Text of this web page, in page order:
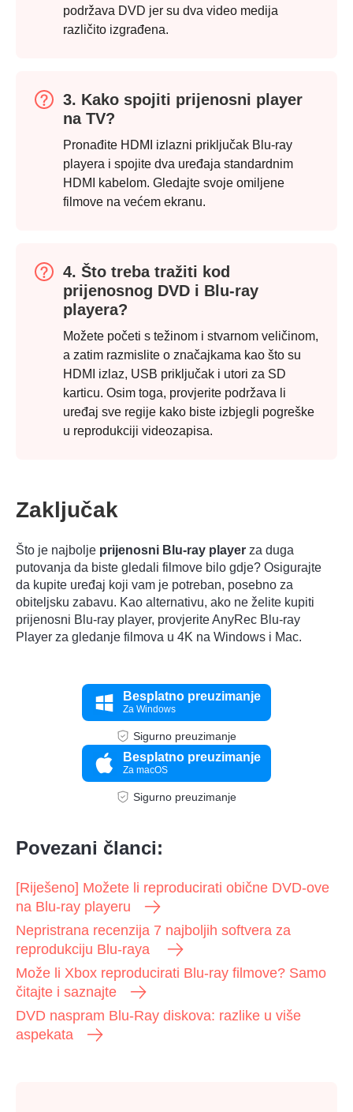
podržava DVD jer su dva video medija
različito izgrađena.
3. Kako spojiti prijenosni player
na TV?
Pronađite HDMI izlazni priključak Blu-ray
playera i spojite dva uređaja standardnim
HDMI kabelom. Gledajte svoje omiljene
filmove na većem ekranu.
4. Što treba tražiti kod
prijenosnog DVD i Blu-ray
playera?
Možete početi s težinom i stvarnom veličinom,
a zatim razmislite o značajkama kao što su
HDMI izlaz, USB priključak i utori za SD
karticu. Osim toga, provjerite podržava li
uređaj sve regije kako biste izbjegli pogreške
u reprodukciji videozapisa.
Zaključak
Što je najbolje prijenosni Blu-ray player za duga
putovanja da biste gledali filmove bilo gdje? Osigurajte
da kupite uređaj koji vam je potreban, posebno za
obiteljsku zabavu. Kao alternativu, ako ne želite kupiti
prijenosni Blu-ray player, provjerite AnyRec Blu-ray
Player za gledanje filmova u 4K na Windows i Mac.
Besplatno preuzimanje
Za Windows
Sigurno preuzimanje
Besplatno preuzimanje
Za macOS
Sigurno preuzimanje
Povezani članci:
[Riješeno] Možete li reproducirati obične DVD-ove
na Blu-ray playeru
Nepristrana recenzija 7 najboljih softvera za
reprodukciju Blu-raya
Može li Xbox reproducirati Blu-ray filmove? Samo
čitajte i saznajte
DVD naspram Blu-Ray diskova: razlike u više
aspekata